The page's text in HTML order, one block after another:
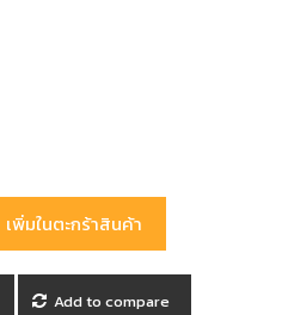
Add to compare